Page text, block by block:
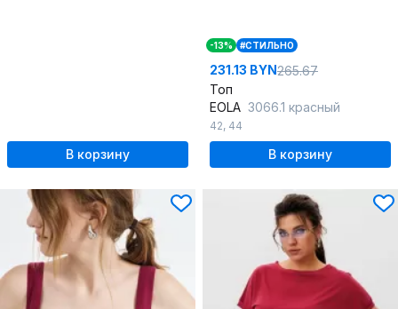
В корзину
-13% #СТИЛЬНО
231.13 BYN265.67
Топ
EOLA 3066.1 красный
42, 44
В корзину